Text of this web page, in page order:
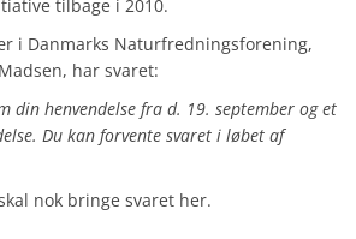
tilbage i 2010.
i Danmarks Naturfredningsforening,
har svaret:
din henvendelse fra d. 19. september og et
Du kan forvente svaret i løbet af
nok bringe svaret her.